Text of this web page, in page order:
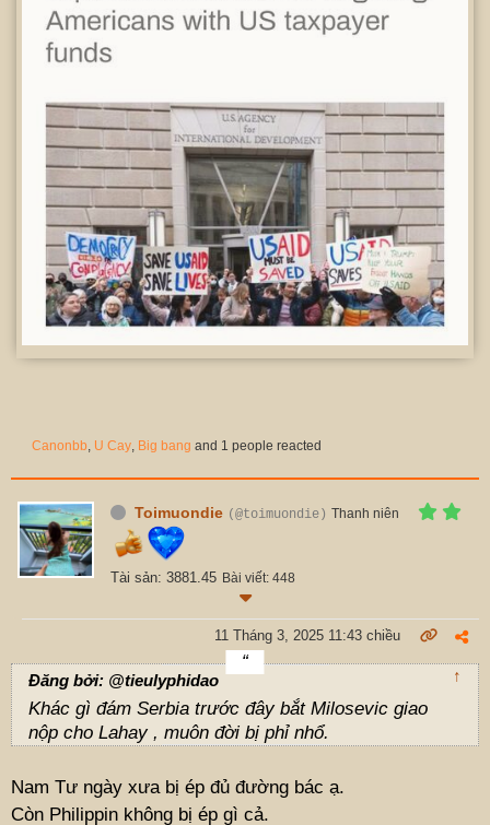
Canonbb, U Cay, Big bang and 1 people reacted
Toimuondie (@toimuondie) Thanh niên
Tài sản: 3881.45 Bài viết: 448
11 Tháng 3, 2025 11:43 chiều
Đăng bởi: @tieulyphidao ↑
Khác gì đám Serbia trước đây bắt Milosevic giao
nộp cho Lahay , muôn đời bị phỉ nhổ.
Nam Tư ngày xưa bị ép đủ đường bác ạ.
Còn Philippin không bị ép gì cả.